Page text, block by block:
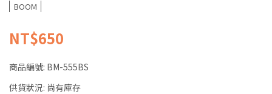
BOOM
NT$650
商品編號: BM-555BS
供貨狀況: 尚有庫存